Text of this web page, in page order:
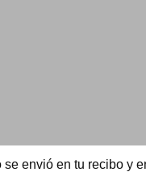
envió en tu recibo y